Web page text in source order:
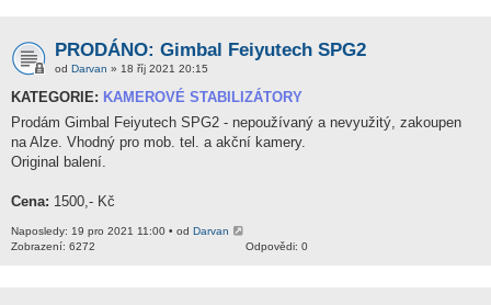
PRODÁNO: Gimbal Feiyutech SPG2
od Darvan » 18 říj 2021 20:15
KATEGORIE: KAMEROVÉ STABILIZÁTORY
Prodám Gimbal Feiyutech SPG2 - nepoužívaný a nevyužitý, zakoupen
na Alze. Vhodný pro mob. tel. a akční kamery.
Original balení.
Cena: 1500,- Kč
Naposledy: 19 pro 2021 11:00 • od Darvan
Odpovědi: 0
Zobrazení: 6272